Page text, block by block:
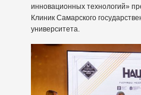
инновационных технологий»
Клиник Самарского
университета.